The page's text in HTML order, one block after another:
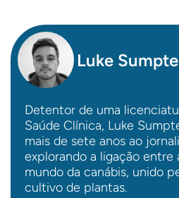
Luke
Detentor de uma
Saúde Clínica, Luke
mais de sete anos ao
explorando a ligação entre
mundo da canábis, unido
cultivo de plantas.